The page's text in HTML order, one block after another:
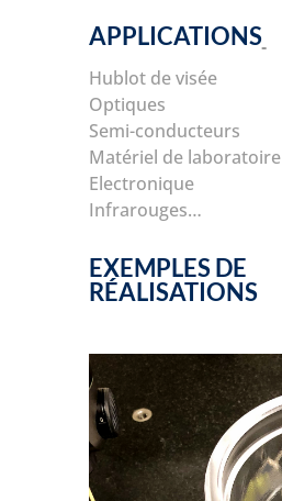
APPLICATIONS
Hublot de visée
Optiques
Semi-conducteurs
Matériel de laboratoire
Electronique
Infrarouges…
EXEMPLES DE
RÉALISATIONS